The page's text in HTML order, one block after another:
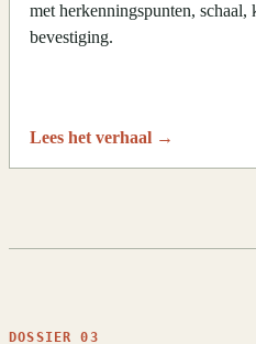
met herkenningspunten,
bevestiging.
Lees het verhaal →
DOSSIER 03